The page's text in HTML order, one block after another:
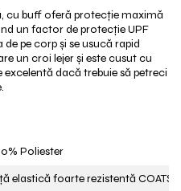
cu buff oferă protecție maximă
un factor de protecție UPF
pe corp și se usucă rapid
un croi lejer și este cusut cu
excelentă dacă trebuie să petreci
Poliester
elastică foarte rezistentă COATS